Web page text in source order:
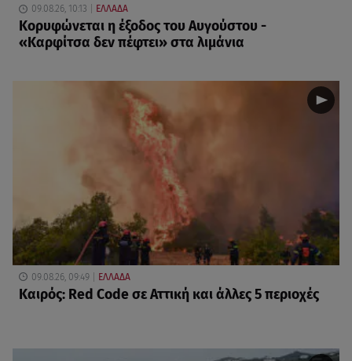
09.08.26, 10:13 ΕΛΛΑΔΑ
Κορυφώνεται η έξοδος του Αυγούστου -
«Καρφίτσα δεν πέφτει» στα λιμάνια
09.08.26, 09:49 ΕΛΛΑΔΑ
Καιρός: Red Code σε Αττική και άλλες 5 περιοχές